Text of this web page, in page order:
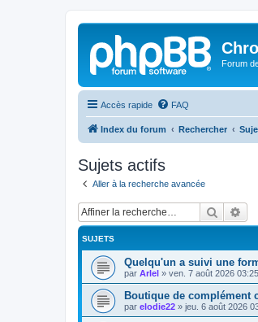
Forum
Accès rapide FAQ
Index du forum Rechercher
Sujets actifs
Aller à la recherche avancée
SUJETS
Quelqu'un a suivi une
par Arlel » ven. 7 août 2026 03:25
Boutique de complément
par elodie22 » jeu. 6 août 2026